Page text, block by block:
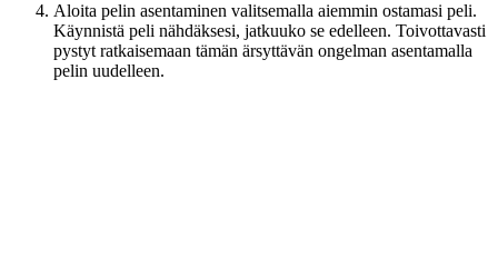
Aloita pelin asentaminen valitsemalla aiemmin ostamasi peli.
Käynnistä peli nähdäksesi, jatkuuko se edelleen. Toivottavasti
pystyt ratkaisemaan tämän ärsyttävän ongelman asentamalla
pelin uudelleen.